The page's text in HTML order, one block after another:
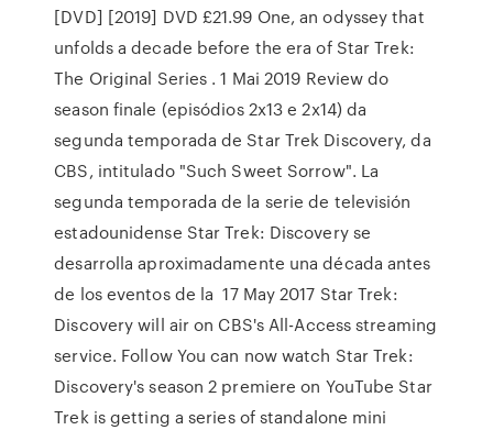
[DVD] [2019] DVD £21.99 One, an odyssey that
unfolds a decade before the era of Star Trek:
The Original Series . 1 Mai 2019 Review do
season finale (episódios 2x13 e 2x14) da
segunda temporada de Star Trek Discovery, da
CBS, intitulado "Such Sweet Sorrow". La
segunda temporada de la serie de televisión
estadounidense Star Trek: Discovery se
desarrolla aproximadamente una década antes
de los eventos de la 17 May 2017 Star Trek:
Discovery will air on CBS's All-Access streaming
service. Follow You can now watch Star Trek:
Discovery's season 2 premiere on YouTube Star
Trek is getting a series of standalone mini